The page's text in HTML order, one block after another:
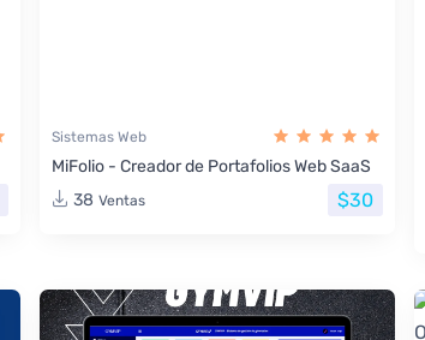
Sistemas Web
MiFolio - Creador de Portafolios Web SaaS
38 Ventas $30